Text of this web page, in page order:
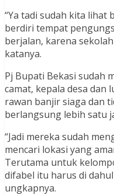
“Ya tadi sudah kita lihat
berdiri tempat
berjalan, karena
katanya.
Pj Bupati Bekasi sudah
camat, kepala desa dan
rawan banjir siaga dan
berlangsung lebih satu
“Jadi mereka sudah
mencari lokasi yang
Terutama untuk
difabel itu harus di
ungkapnya.